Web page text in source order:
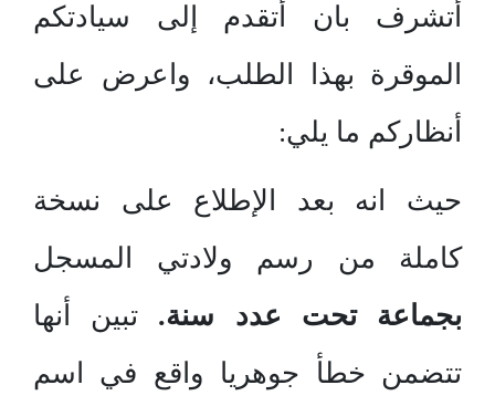
أتشرف بان أتقدم إلى سيادتكم
الموقرة بهذا الطلب، واعرض على
أنظاركم ما يلي:
حيث انه بعد الإطلاع على نسخة
كاملة من رسم ولادتي المسجل
بجماعة تحت عدد سنة. تبين أنها
تتضمن خطأ جوهريا واقع في اسم